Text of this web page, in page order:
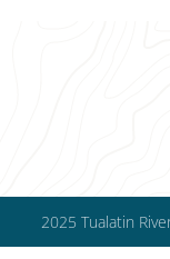
2025 Tualatin